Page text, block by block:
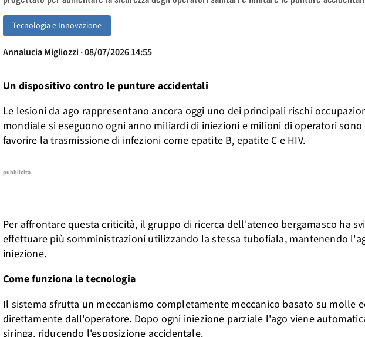
Tecnologia e Innovazione
Annalucia Migliozzi · 08/07/2026 14:55
Un dispositivo contro le punture accidentali
Le lesioni da ago rappresentano ancora oggi uno dei principali rischi
mondiale si eseguono ogni anno miliardi di iniezioni e milioni di operatori
favorire la trasmissione di infezioni come epatite B, epatite C e HIV.
pubblicità
Per affrontare questa criticità, il gruppo di ricerca dell'ateneo bergamasco ha
effettuare più somministrazioni utilizzando la stessa tubofiala, mantenendo
iniezione.
Come funziona la tecnologia
Il sistema sfrutta un meccanismo completamente meccanico basato su molle
direttamente dall'operatore. Dopo ogni iniezione parziale l'ago viene
siringa, riducendo l'esposizione accidentale.